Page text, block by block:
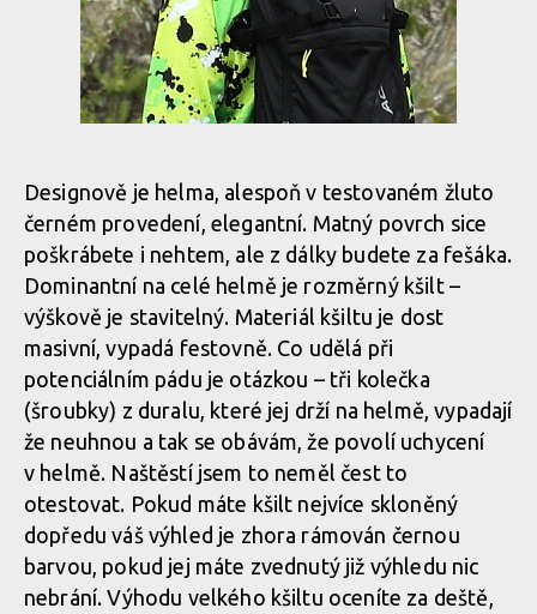
Designově je helma, alespoň v testovaném žluto
černém provedení, elegantní. Matný povrch sice
poškrábete i nehtem, ale z dálky budete za fešáka.
Dominantní na celé helmě je rozměrný kšilt –
výškově je stavitelný. Materiál kšiltu je dost
masivní, vypadá festovně. Co udělá při
potenciálním pádu je otázkou – tři kolečka
(šroubky) z duralu, které jej drží na helmě, vypadají
že neuhnou a tak se obávám, že povolí uchycení
v helmě. Naštěstí jsem to neměl čest to
otestovat. Pokud máte kšilt nejvíce skloněný
dopředu váš výhled je zhora rámován černou
barvou, pokud jej máte zvednutý již výhledu nic
nebrání. Výhodu velkého kšiltu oceníte za deště,